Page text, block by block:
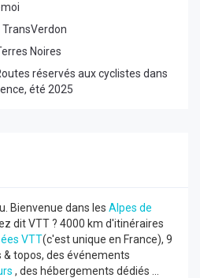
TransVerdon
Noires
réservés aux cyclistes dans
été 2025
Bienvenue dans les Alpes de
dit VTT ? 4000 km d'itinéraires
VTT(c'est unique en France), 9
& topos, des événements
, des hébergements dédiés ...